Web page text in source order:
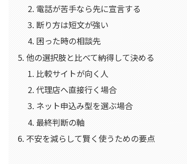
電話が苦手なら先に宣言する
断り方は短文が強い
困った時の相談先
他の選択肢と比べて納得して決める
比較サイトが向く人
代理店へ直接行く場合
ネット申込み型を選ぶ場合
最終判断の軸
不安を減らして賢く使うための要点